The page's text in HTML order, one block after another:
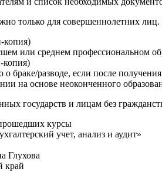
только для совершеннолетних
копия)
или среднем профессиональном
о браке/разводе, если после
на основе неоконченного
государств и лицам без
курсы
учет, анализ и аудит»
Глухова
край